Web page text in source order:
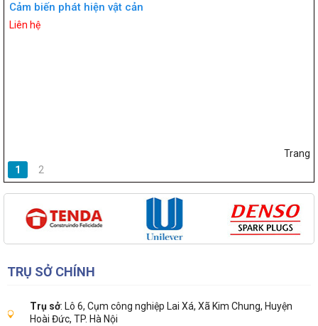
Cảm biến phát hiện vật cản
Liên hệ
Trang
1
2
TRỤ SỞ CHÍNH
Trụ sở: Lô 6, Cụm công nghiệp Lai Xá, Xã Kim Chung, Huyện
Hoài Đức, TP. Hà Nội